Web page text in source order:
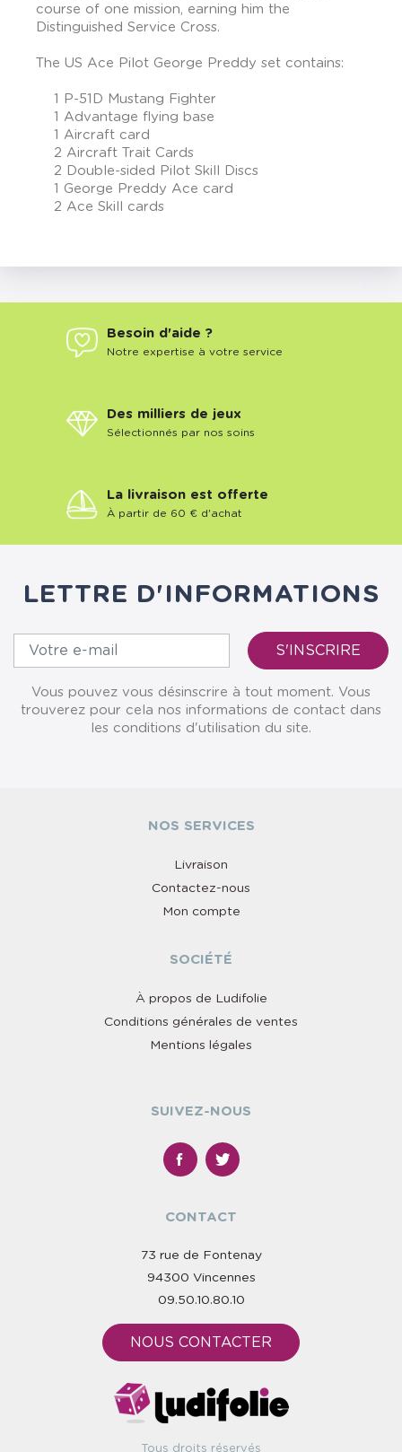
course of one mission, earning him the
Distinguished Service Cross.
The US Ace Pilot George Preddy set contains:
1 P-51D Mustang Fighter
1 Advantage flying base
1 Aircraft card
2 Aircraft Trait Cards
2 Double-sided Pilot Skill Discs
1 George Preddy Ace card
2 Ace Skill cards
Besoin d'aide ?
Notre expertise à votre service
Des milliers de jeux
Sélectionnés par nos soins
La livraison est offerte
À partir de 60 € d'achat
LETTRE D'INFORMATIONS
Vous pouvez vous désinscrire à tout moment. Vous
trouverez pour cela nos informations de contact dans
les conditions d'utilisation du site.
NOS SERVICES
Livraison
Contactez-nous
Mon compte
SOCIÉTÉ
À propos de Ludifolie
Conditions générales de ventes
Mentions légales
SUIVEZ-NOUS
CONTACT
73 rue de Fontenay
94300 Vincennes
09.50.10.80.10
NOUS CONTACTER
Tous droits réservés